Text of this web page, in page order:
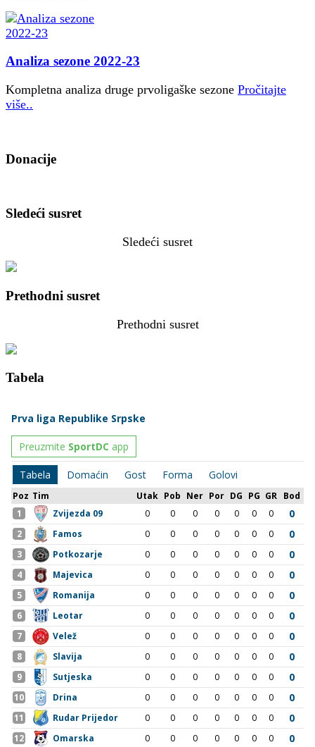
Analiza sezone 2022-23
Kompletna analiza druge prvoligaške sezone Pročitajte
više..
Donacije
Sledeći susret
Sledeći susret
Prethodni susret
Prethodni susret
Tabela